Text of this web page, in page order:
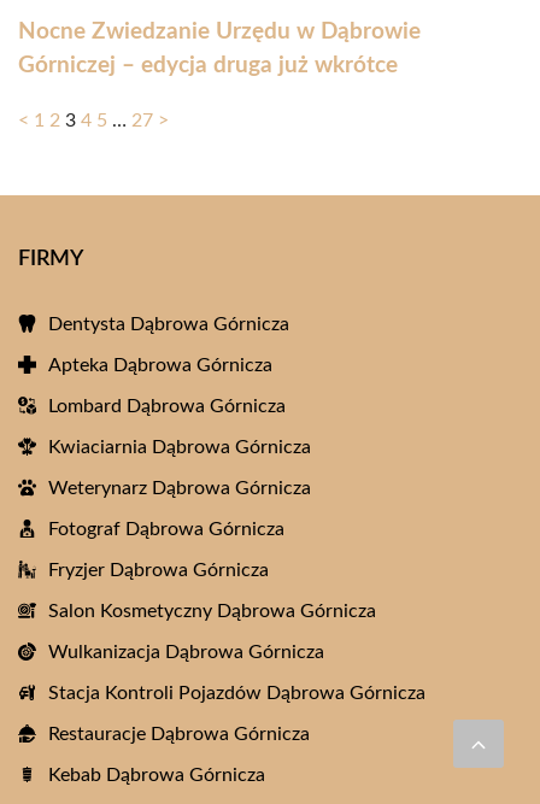
Nocne Zwiedzanie Urzędu w Dąbrowie
Górniczej – edycja druga już wkrótce
< 1 2 3 4 5 … 27 >
FIRMY
Dentysta Dąbrowa Górnicza
Apteka Dąbrowa Górnicza
Lombard Dąbrowa Górnicza
Kwiaciarnia Dąbrowa Górnicza
Weterynarz Dąbrowa Górnicza
Fotograf Dąbrowa Górnicza
Fryzjer Dąbrowa Górnicza
Salon Kosmetyczny Dąbrowa Górnicza
Wulkanizacja Dąbrowa Górnicza
Stacja Kontroli Pojazdów Dąbrowa Górnicza
Restauracje Dąbrowa Górnicza
Kebab Dąbrowa Górnicza